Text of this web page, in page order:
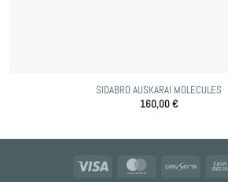
SIDABRO AUSKARAI MOLECULES
160,00€
MasterCardPaysera